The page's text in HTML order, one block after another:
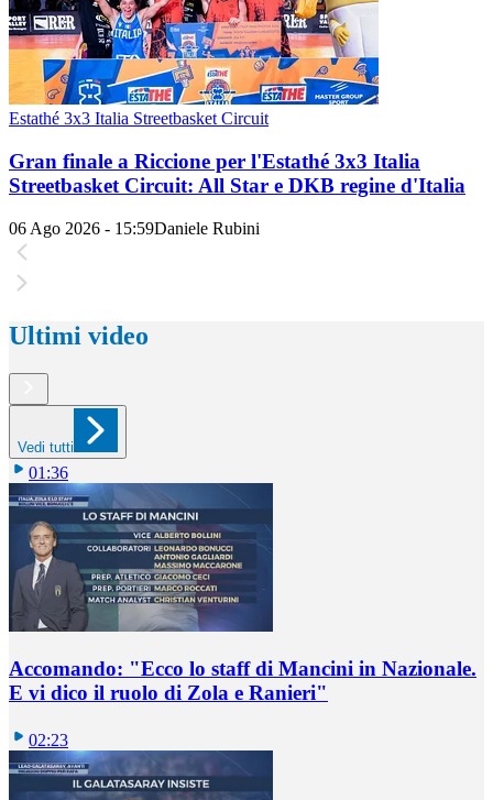
Estathé 3x3 Italia Streetbasket Circuit
Gran finale a Riccione per l'Estathé 3x3 Italia
Streetbasket Circuit: All Star e DKB regine d'Italia
06 Ago 2026 - 15:59Daniele Rubini
Ultimi video
Vedi tutti
01:36
Accomando: "Ecco lo staff di Mancini in Nazionale.
E vi dico il ruolo di Zola e Ranieri"
02:23